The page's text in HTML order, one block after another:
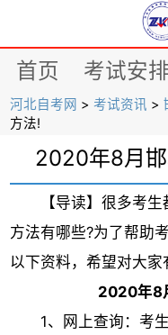
首页 考试安排
河北自考网 >考试资讯 >
方法!
2020年8月
【导读】很多考生
方法有哪些?为了帮助
以下资料，希望对大家
2020年8月
1、网上查询：考生